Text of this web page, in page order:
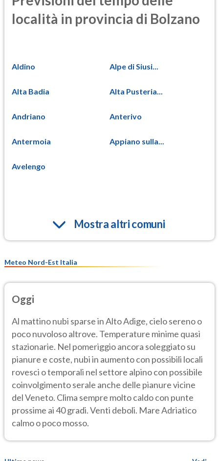
località in provincia di Bolzano
Aldino Alpe di Siusi...
Alta Badia Alta Pusteria...
Andriano Anterivo
Antermoia Appiano sulla...
Avelengo
Mostra altri comuni
Meteo Nord-Est Italia
Oggi
Al mattino nubi sparse in Alto Adige, cielo sereno o
poco nuvoloso altrove. Temperature minime quasi
stazionarie. Nel pomeriggio ancora soleggiato su
pianure e coste, nubi in aumento con possibili locali
rovesci o temporali nel settore alpino con possibile
coinvolgimento serale anche delle pianure vicine
del Veneto. Clima sempre molto caldo con punte
prossime ai 40 gradi. Venti deboli. Mare Adriatico
calmo o poco mosso.